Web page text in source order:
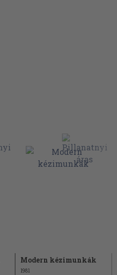
Modern kézimunkák
1981